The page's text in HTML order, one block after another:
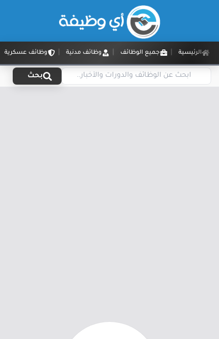
الرئيسية جميع الوظائف وظائف مدنية وظائف عسكرية
بحث